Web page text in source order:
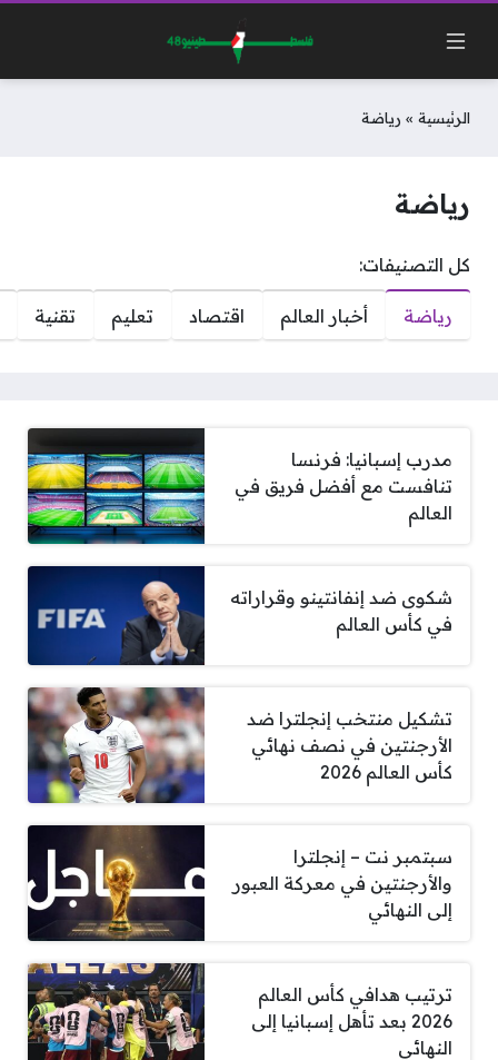
الرئيسية » رياضة
رياضة
كل التصنيفات:
أخبار العالم اقتصاد تعليم تقنية رياضة
مدرب إسبانيا: فرنسا
تنافست مع أفضل فريق في
العالم
شكوى ضد إنفانتينو وقراراته
في كأس العالم
تشكيل منتخب إنجلترا ضد
الأرجنتين في نصف نهائي
كأس العالم 2026
سبتمبر نت – إنجلترا
والأرجنتين في معركة العبور
إلى النهائي
ترتيب هدافي كأس العالم
2026 بعد تأهل إسبانيا إلى
النهائي